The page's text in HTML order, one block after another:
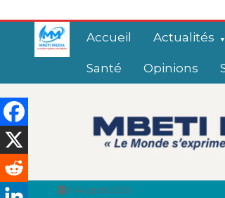
Accueil Actualités
Santé Opinions
6 August 2026